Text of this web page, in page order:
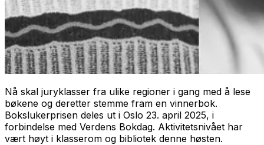
Nå skal juryklasser fra ulike regioner i gang med å lese
bøkene og deretter stemme fram en vinnerbok.
Bokslukerprisen deles ut i Oslo 23. april 2025, i
forbindelse med Verdens Bokdag. Aktivitetsnivået har
vært høyt i klasserom og bibliotek denne høsten.